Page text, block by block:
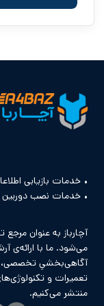
خدمات بازیابی
خدمات نصب دوربین
آچارباز به عنوان
می‌شود. ما با ارائه‌ی
آگاهی‌بخشیِ تخصصی،
تعمیرات و
منتشر می‌کنیم.